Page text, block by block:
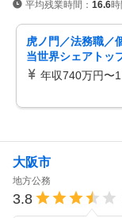
平均残業時間： 16.6時
虎ノ門／法務職／
当世界シェアトッ
多数／プライム上
年収740万円〜
大阪市
地方公務
3.8